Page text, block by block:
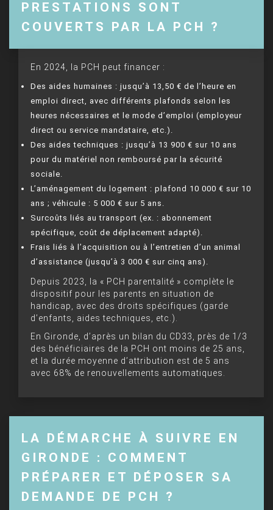
PRESTATIONS SONT
COUVERTS PAR LA PCH ?
En 2024, la PCH peut financer :
Des aides humaines : jusqu’à 13,50 € de l’heure en
emploi direct, avec différents plafonds selon les
heures nécessaires et le mode d’emploi (employeur
direct ou service mandataire, etc.).
Des aides techniques : jusqu’à 13 900 € sur 10 ans
pour du matériel non remboursé par la sécurité
sociale.
L’aménagement du logement : plafond 10 000 € sur 10
ans ; véhicule : 5 000 € sur 5 ans.
Surcoûts liés au transport (ex. : abonnement
spécifique, coût de déplacement adapté).
Frais liés à l’acquisition ou à l’entretien d’un animal
d’assistance (jusqu’à 3 000 € sur cinq ans).
Depuis 2023, la « PCH parentalité » complète le
dispositif pour les parents en situation de
handicap, avec des droits spécifiques (garde
d’enfants, aides techniques, etc.).
En Gironde, d’après un bilan du CD33, près de 1/3
des bénéficiaires de la PCH ont moins de 25 ans,
et la durée moyenne d’attribution est de 5 ans
avec 68% de renouvellements automatiques.
LA DÉMARCHE À SUIVRE EN
GIRONDE : COMMENT
PRÉPARER ET DÉPOSER SA
DEMANDE DE PCH ?